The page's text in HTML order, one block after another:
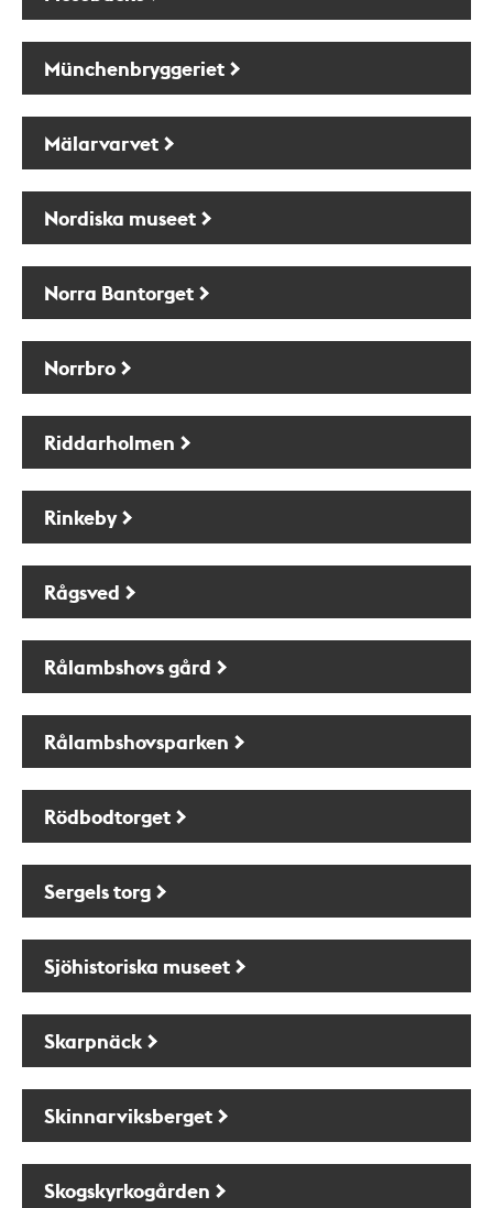
Münchenbryggeriet
Mälarvarvet
Nordiska museet
Norra Bantorget
Norrbro
Riddarholmen
Rinkeby
Rågsved
Rålambshovs gård
Rålambshovsparken
Rödbodtorget
Sergels torg
Sjöhistoriska museet
Skarpnäck
Skinnarviksberget
Skogskyrkogården